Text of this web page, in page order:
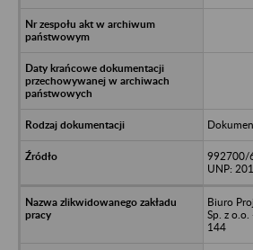
992700/
UNP:
Biuro
Sp. z o.o.
144